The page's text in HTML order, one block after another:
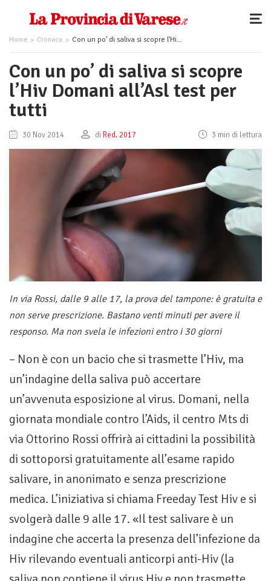
Home Cronaca Con un po’ di saliva si scopre l’Hiv Domani all’Asl test per tutti
Con un po’ di saliva si scopre
l’Hiv Domani all’Asl test per
tutti
30 Nov 2014 di Red. 2017 3 min di lettura
In via Rossi, dalle 9 alle 17, la prova del tampone: è gratuita e
non serve prescrizione. Bastano venti minuti per avere il
responso. Ma non svela le infezioni entro i 30 giorni
– Non è con un bacio che si trasmette l’Hiv, ma
un’indagine della saliva può accertare
un’avvenuta esposizione al virus. Domani, nella
giornata mondiale contro l’Aids, il centro Mts di
via Ottorino Rossi offrirà ai cittadini la possibilità
di sottoporsi gratuitamente all’esame rapido
salivare, in anonimato e senza prescrizione
medica. L’iniziativa si chiama Freeday Test Hiv e si
svolgerà dalle 9 alle 17. «Il test salivare è un
indagine che accerta la presenza dell’infezione da
Hiv rilevando eventuali anticorpi anti-Hiv (la